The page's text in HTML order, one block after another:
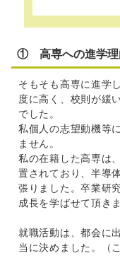
① 高専への進学理
そもそも高専に進学
度に高く、校則が緩
でした。
私個人の志望動機等
ません。
私の在籍した高専は
置されており、半導
張りました。卒業研
成長を学ばせて頂き
就職活動は、都会に
当に決めました。（